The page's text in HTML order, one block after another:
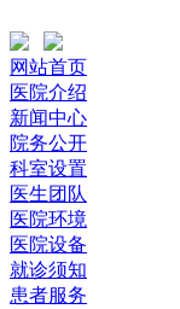
网站首页
医院介绍
新闻中心
院务公开
科室设置
医生团队
医院环境
医院设备
就诊须知
患者服务